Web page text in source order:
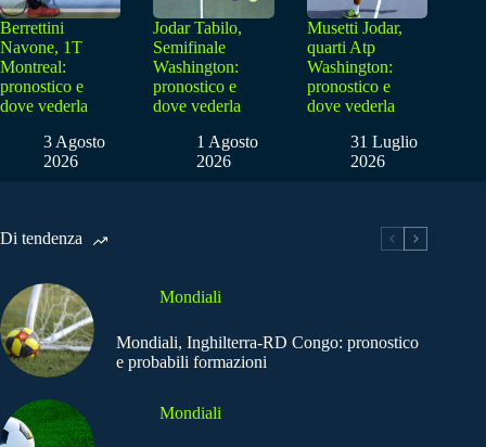
Berrettini
Navone, 1T
Montreal:
pronostico e
dove vederla
3 Agosto
2026
Jodar Tabilo,
Semifinale
Washington:
pronostico e
dove vederla
1 Agosto
2026
Musetti Jodar,
quarti Atp
Washington:
pronostico e
dove vederla
31 Luglio
2026
Di tendenza
Mondiali
Mondiali, Inghilterra-RD Congo: pronostico
e probabili formazioni
Mondiali